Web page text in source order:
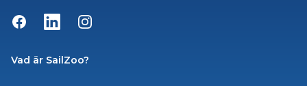
FacebookLinkedInInstagram
Vad är SailZoo?